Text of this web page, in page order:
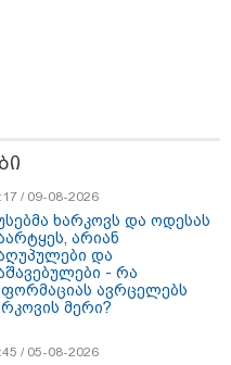
- ჰერაკლიონი 1778.80
/ 09-08-2026
ხარკოვს და ოდესას
არიან
და
- რა
ავრცელებს
მერი?
/ 05-08-2026